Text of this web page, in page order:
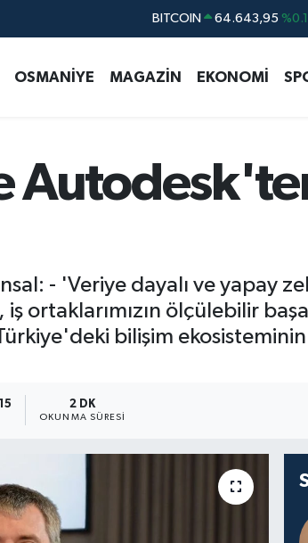
DOLAR 47,6704
STERLİN 64,2143
OSMANİYE MAGAZİN EKONOMİ
- 'Veriye dayalı ve yapay
ortaklarımızın ölçülebilir
bilişim
2 DK
OKUNMA SÜRESI